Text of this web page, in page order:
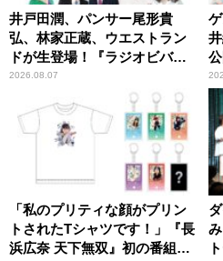
井戸田潤、パンサー尾形貴
弘、林家正蔵、ウエストラン
ドが生登場！『ラジオビバリ
ー昼ズ』
2026.08.07
「私のプリティな顔がプリン
トされたTシャツです！」『長
浜広奈 天下無双』初の番組グ